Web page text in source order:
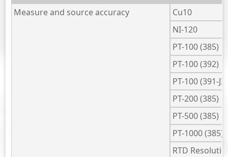
Measure and source accuracy
Cu10
NI-120
PT-100 (385)
PT-100 (392)
PT-100 (391-
PT-200 (385)
PT-500 (385)
PT-1000 (385)
RTD